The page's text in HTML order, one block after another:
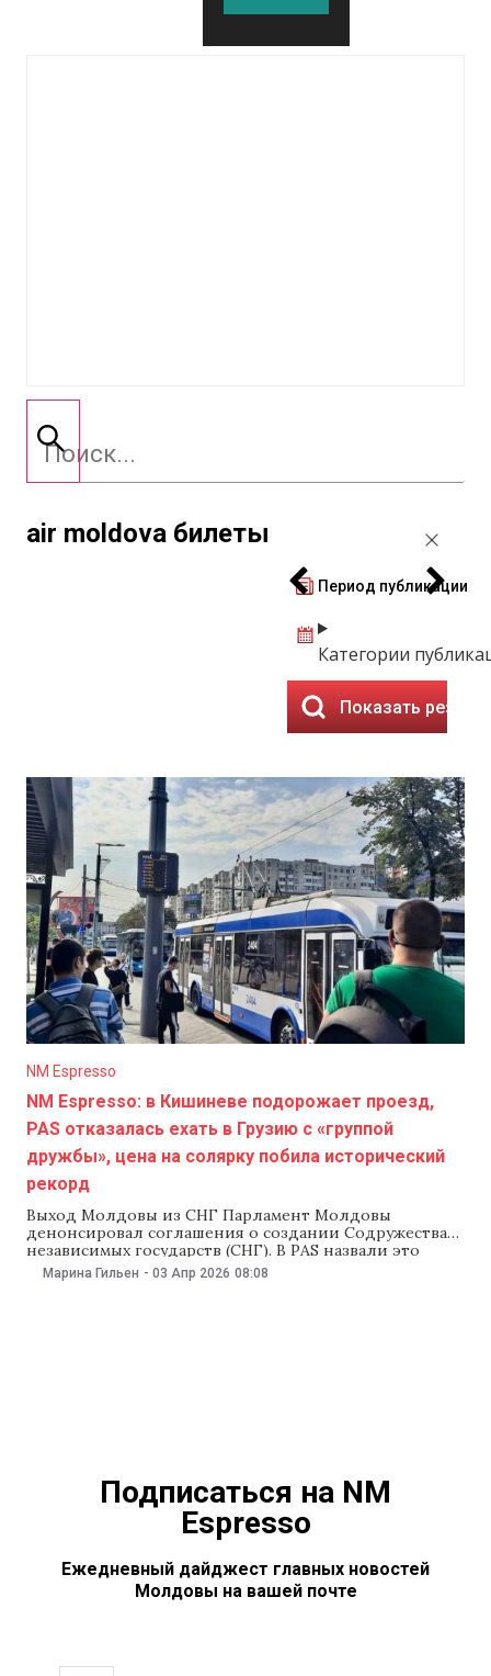
air moldova билеты
Период публикации
Категории
Показать
NM Espresso
NM Espresso: в Кишиневе подорожает проезд,
PAS отказалась ехать в Грузию с «группой
дружбы», цена на солярку побила исторический
рекорд
Выход Молдовы из СНГ Парламент Молдовы
денонсировал соглашения о создании Содружества
независимых государств (СНГ). В PAS назвали это
«естественным и неизбежным шагом на пути
европейской интеграции». Против выступили
Марина Гильен - 03 Апр 2026 08:08
Подписаться на NM
Espresso
Ежедневный дайджест главных новостей
Молдовы на вашей почте